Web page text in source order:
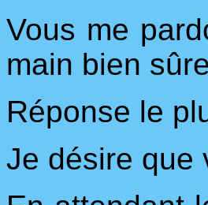
Vous me
main bien
Réponse le
Je désire que